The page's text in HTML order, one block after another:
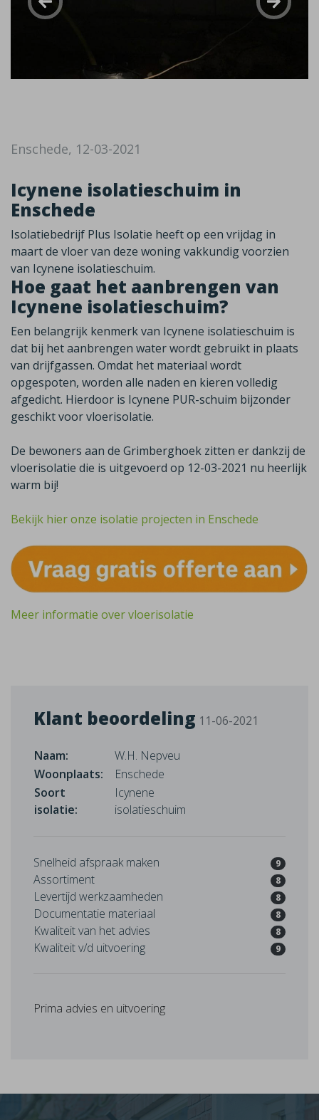
Enschede, 12-03-2021
Icynene isolatieschuim in
Enschede
Isolatiebedrijf Plus Isolatie heeft op een vrijdag in
maart de vloer van deze woning vakkundig voorzien
van Icynene isolatieschuim.
Hoe gaat het aanbrengen van
Icynene isolatieschuim?
Een belangrijk kenmerk van Icynene isolatieschuim is
dat bij het aanbrengen water wordt gebruikt in plaats
van drijfgassen. Omdat het materiaal wordt
opgespoten, worden alle naden en kieren volledig
afgedicht. Hierdoor is Icynene PUR-schuim bijzonder
geschikt voor vloerisolatie.
De bewoners aan de Grimberghoek zitten er dankzij de
vloerisolatie die is uitgevoerd op 12-03-2021 nu heerlijk
warm bij!
Bekijk hier onze isolatie projecten in Enschede
Meer informatie over vloerisolatie
Klant beoordeling 11-06-2021
Naam:
W.H. Nepveu
Woonplaats:
Enschede
Soort
isolatie:
Icynene
isolatieschuim
Snelheid afspraak maken 9
Assortiment 8
Levertijd werkzaamheden 8
Documentatie materiaal 8
Kwaliteit van het advies 8
Kwaliteit v/d uitvoering 9
Prima advies en uitvoering